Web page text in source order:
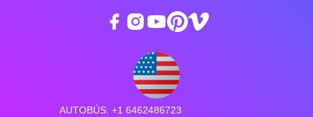
AUTOBÚS: +1 6462486723